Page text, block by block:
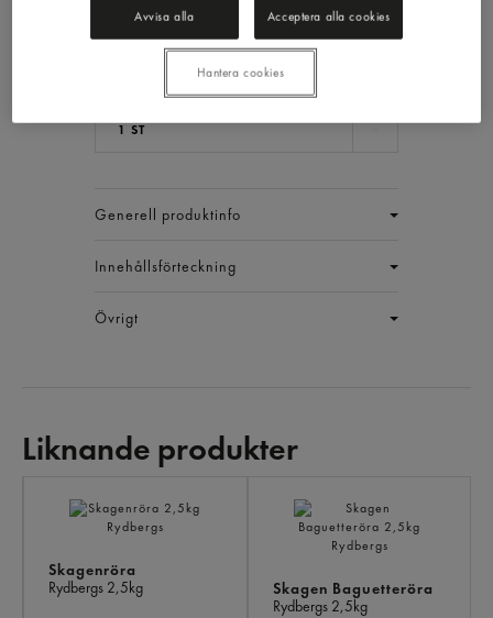
Jmf.pris : 93,24 kr /
285,14 kr/st
Priset gäller t.o.m 2026.08.09
Lägsta 30-dgrspris :285,14 kr/st
1 ST
Generell produktinfo
Innehållsförteckning
Övrigt
Liknande produkter
Skagenröra
Rydbergs 2,5kg
Skagen Baguetteröra
Rydbergs 2,5kg
Avvisa alla Acceptera alla cookies
Hantera cookies